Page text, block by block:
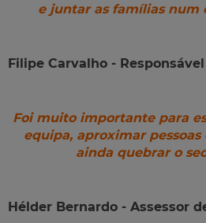
e juntar as famílias num
Filipe Carvalho -
Foi muito importante para
equipa, aproximar
ainda quebrar o
Hélder Bernardo - Assessor